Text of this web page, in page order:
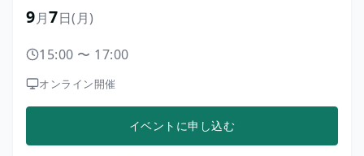
9月7日(月)
15:00 〜 17:00
オンライン開催
イベントに申し込む